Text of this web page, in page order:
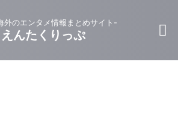
外のエンタメ情報まとめサイト-
えんたくりっぷ